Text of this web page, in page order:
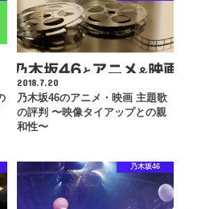
2018.7.20
乃木坂46のアニメ・映画 主題歌
の評判 〜映像タイアップとの親
和性〜
乃木坂46